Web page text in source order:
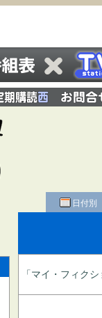
日付別
「マイ・フィク